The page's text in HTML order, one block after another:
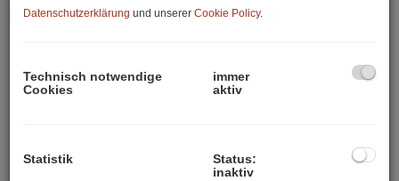
Liebe Interessentin, lieber Interessent,
Wohnflächeüberzeugt durch ihren besonderen Grundriss,
die Wert auf modernes Wohnen und eine effiziente
Datenschutzerklärung und unserer Cookie Policy.
Technisch notwendige
Cookies
immer
aktiv
Statistik
Status:
inaktiv